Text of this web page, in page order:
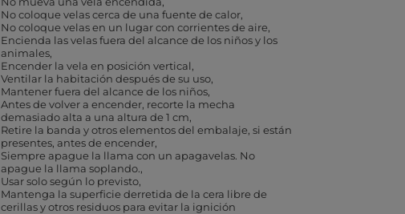
No coloque velas cerca de una fuente de calor
No coloque velas en un lugar con corrientes de aire
Encienda las velas fuera del alcance de los niños y los
animales
Encender la vela en posición vertical
Ventilar la habitación después de su uso
Mantener fuera del alcance de los niños
Antes de volver a encender, recorte la mecha
demasiado alta a una altura de 1 cm
Retire la banda y otros elementos del embalaje, si están
presentes, antes de encender
Siempre apague la llama con un apagavelas. No
apague la llama soplando.
Usar solo según lo previsto
Mantenga la superficie derretida de la cera libre de
cerillas y otros residuos para evitar la ignición